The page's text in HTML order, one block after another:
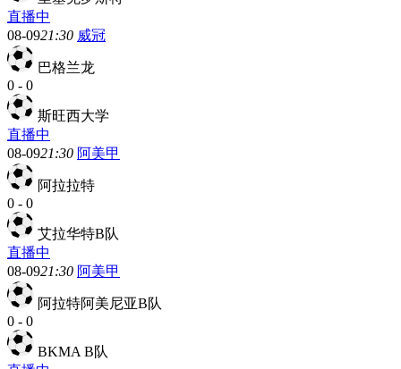
直播中
08-0921:30 威冠
巴格兰龙
0 - 0
斯旺西大学
直播中
08-0921:30 阿美甲
阿拉拉特
0 - 0
艾拉华特B队
直播中
08-0921:30 阿美甲
阿拉特阿美尼亚B队
0 - 0
BKMA B队